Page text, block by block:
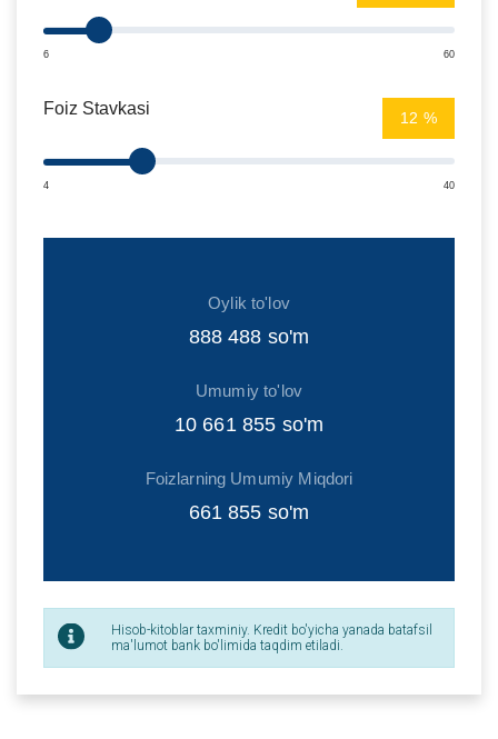
6 60
Foiz Stavkasi %
4 40
Oylik to'lov
888 488 so'm
Umumiy to'lov
10 661 855 so'm
Foizlarning Umumiy Miqdori
661 855 so'm
Hisob-kitoblar taxminiy. Kredit bo'yicha yanada batafsil
ma'lumot bank bo'limida taqdim etiladi.